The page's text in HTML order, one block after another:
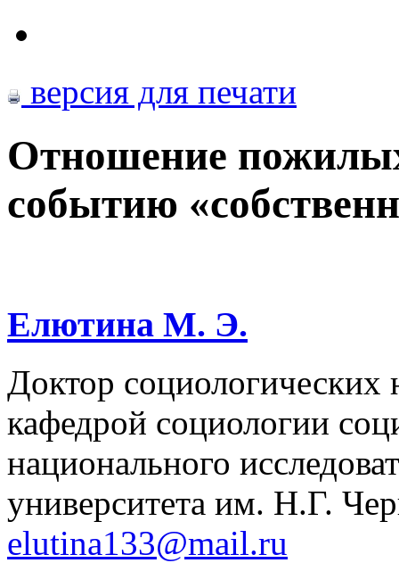
версия для печати
Отношение
событию
Елютина М. Э.
Доктор
кафедрой социологии
национального
университета им. Н.Г.
elutina133@mail.ru